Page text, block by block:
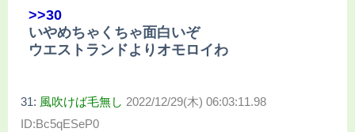
>>30
いやめちゃくちゃ面白いぞ
ウエストランドよりオモロイわ
31: 風吹けば毛無し 2022/12/29(木) 06:03:11.98
ID:Bc5qESeP0